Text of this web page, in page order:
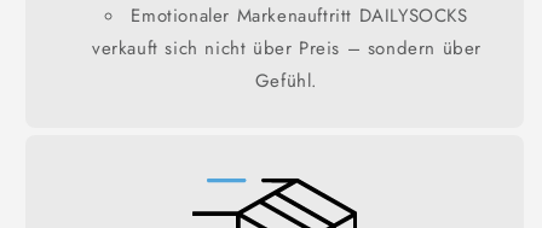
Emotionaler Markenauftritt DAILYSOCKS
verkauft sich nicht über Preis – sondern über
Gefühl.